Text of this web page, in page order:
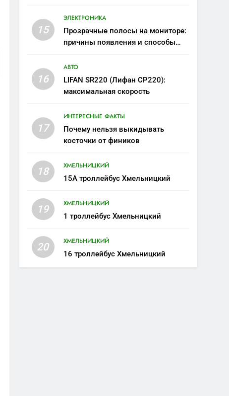
15
ЭЛЕКТРОНИКА
Прозрачные полосы на мониторе:
причины появления и способы
16
АВТО
LIFAN SR220 (Лифан СР220):
максимальная скорость
17
ИНТЕРЕСНЫЕ ФАКТЫ
Почему нельзя выкидывать
косточки от фиников
18
ХМЕЛЬНИЦКИЙ
15А троллейбус Хмельницкий
19
ХМЕЛЬНИЦКИЙ
1 троллейбус Хмельницкий
20
ХМЕЛЬНИЦКИЙ
16 троллейбус Хмельницкий